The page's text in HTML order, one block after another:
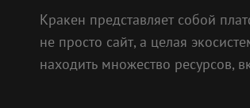
Кракен представляет собой
не просто сайт, а целая
находить множество ресурсов,